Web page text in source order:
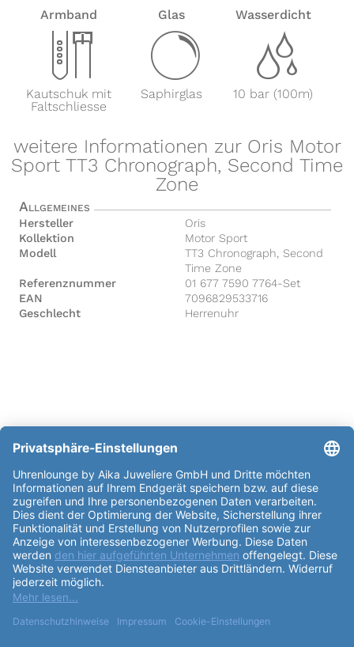
Armband
x
Kautschuk mit
Faltschliesse
Glas
y
Saphirglas
Wasserdicht
z
10 bar (100m)
weitere Informationen zur Oris Motor
Sport TT3 Chronograph, Second Time
Zone
Allgemeines
Hersteller
Oris
Kollektion
Motor Sport
Modell
TT3 Chronograph, Second
Time Zone
Referenznummer
01 677 7590 7764-Set
EAN
7096829533716
Geschlecht
Herrenuhr